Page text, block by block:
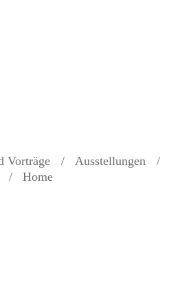
Vorträge
Ausstellungen
Home